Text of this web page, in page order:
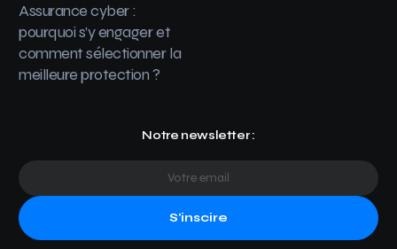
Assurance cyber :
pourquoi s’y engager et
comment sélectionner la
meilleure protection ?
Notre newsletter :
S'inscire